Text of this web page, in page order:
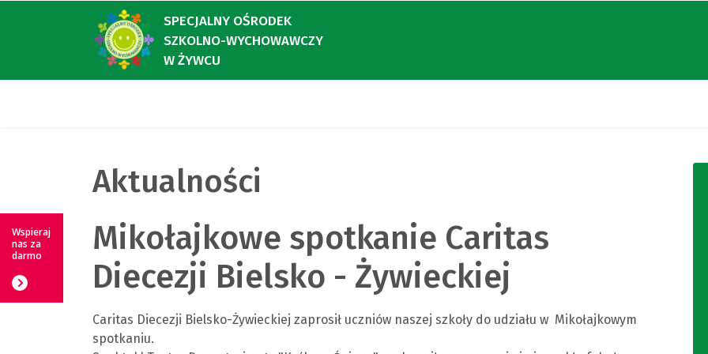
SPECJALNY OŚRODEK
SZKOLNO-WYCHOWAWCZY
W ŻYWCU
Aktualności
Mikołajkowe spotkanie Caritas
Diecezji Bielsko - Żywieckiej
Caritas Diecezji Bielsko-Żywieckiej zaprosił uczniów naszej szkoły do udziału w Mikołajkowym
spotkaniu.
Wspieraj
nas za
darmo